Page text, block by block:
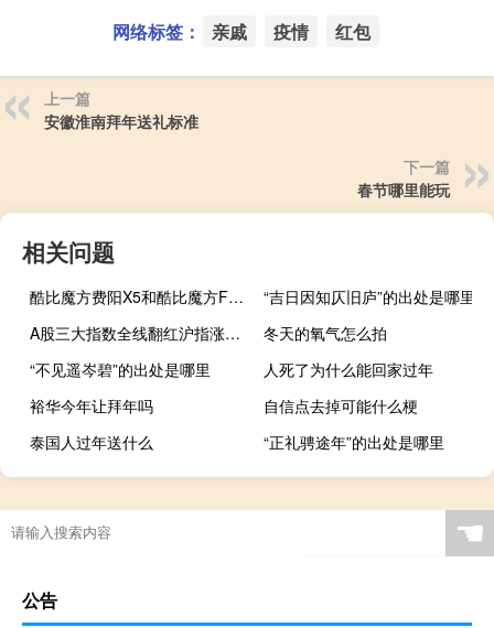
网络标签： 亲戚 疫情 红包
上一篇
安徽淮南拜年送礼标准
下一篇
春节哪里能玩
相关问题
酷比魔方费阳X5和酷比魔方Freer X9的评价如何？
“吉日因知仄旧庐”的出处是哪里
A股三大指数全线翻红沪指涨0.14深证成指涨0.37创业板指涨0.03
冬天的氧气怎么拍
“不见遥岑碧”的出处是哪里
人死了为什么能回家过年
裕华今年让拜年吗
自信点去掉可能什么梗
泰国人过年送什么
“正礼骋途年”的出处是哪里
☚
公告